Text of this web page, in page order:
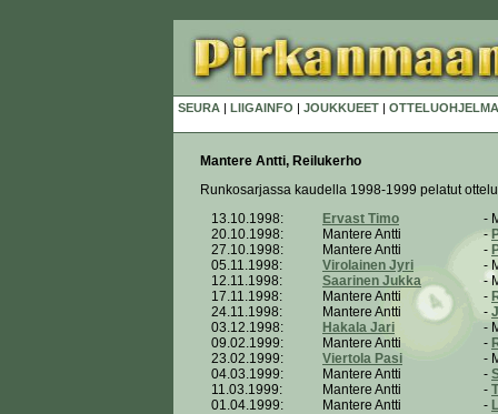
SEURA | LIIGAINFO | JOUKKUEET |
Mantere Antti, Reilukerho
Runkosarjassa kaudella 1998-1999 pelatut
13.10.1998:
Ervast Timo
-
20.10.1998:
Mantere Antti -
27.10.1998:
Mantere Antti -
05.11.1998:
Virolainen Jyri
-
12.11.1998:
Saarinen Jukka
-
17.11.1998:
Mantere Antti -
24.11.1998:
Mantere Antti -
03.12.1998:
Hakala Jari
-
09.02.1999:
Mantere Antti -
23.02.1999:
Viertola Pasi
-
04.03.1999:
Mantere Antti -
11.03.1999:
Mantere Antti -
01.04.1999:
Mantere Antti -